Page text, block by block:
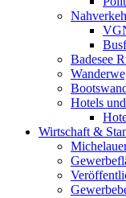
Badesee
Hotels
Wirtschaft &